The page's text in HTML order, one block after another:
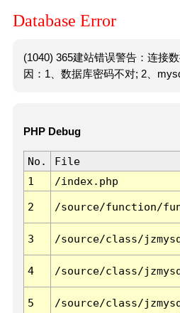
Database Error
(1040) 365建站错误警告：连接
因：1、数据库密码不对; 2、
PHP Debug
No. File
1
/index.php
2 /source/function/
3 /source/class/
4 /source/class/
5 /source/class/